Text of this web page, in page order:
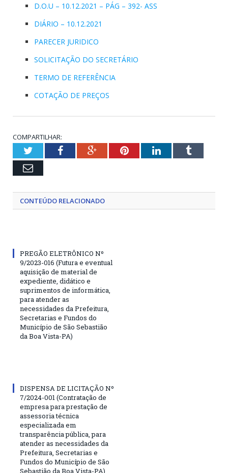
D.O.U – 10.12.2021 – PÁG – 392- ASS
DIÁRIO – 10.12.2021
PARECER JURIDICO
SOLICITAÇÃO DO SECRETÁRIO
TERMO DE REFERÊNCIA
COTAÇÃO DE PREÇOS
COMPARTILHAR:
TwitterFacebookGoogle+PinterestLinkedInTumblr
Email
CONTEÚDO RELACIONADO
PREGÃO ELETRÔNICO Nº
9/2023-016 (Futura e eventual
aquisição de material de
expediente, didático e
suprimentos de informática,
para atender as
necessidades da Prefeitura,
Secretarias e Fundos do
Município de São Sebastião
da Boa Vista-PA)
DISPENSA DE LICITAÇÃO Nº
7/2024-001 (Contratação de
empresa para prestação de
assessoria técnica
especializada em
transparência pública, para
atender as necessidades da
Prefeitura, Secretarias e
Fundos do Município de São
Sebastião da Boa Vista-PA)